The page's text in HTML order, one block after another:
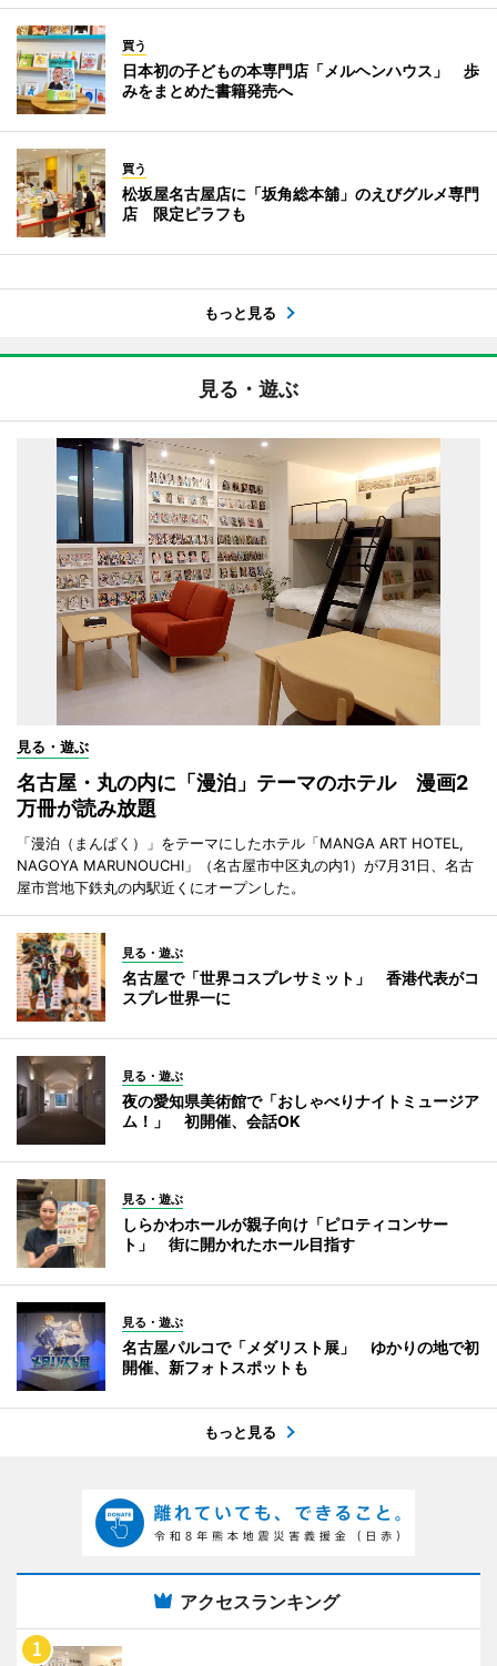
買う
日本初の子どもの本専門店「メルヘンハウス」 歩
みをまとめた書籍発売へ
買う
松坂屋名古屋店に「坂角総本舖」のえびグルメ専門
店 限定ピラフも
もっと見る
見る・遊ぶ
見る・遊ぶ
名古屋・丸の内に「漫泊」テーマのホテル 漫画2
万冊が読み放題
「漫泊（まんぱく）」をテーマにしたホテル「MANGA ART HOTEL,
NAGOYA MARUNOUCHI」（名古屋市中区丸の内1）が7月31日、名古
屋市営地下鉄丸の内駅近くにオープンした。
見る・遊ぶ
名古屋で「世界コスプレサミット」 香港代表がコ
スプレ世界一に
見る・遊ぶ
夜の愛知県美術館で「おしゃべりナイトミュージア
ム！」 初開催、会話OK
見る・遊ぶ
しらかわホールが親子向け「ピロティコンサー
ト」 街に開かれたホール目指す
見る・遊ぶ
名古屋パルコで「メダリスト展」 ゆかりの地で初
開催、新フォトスポットも
もっと見る
アクセスランキング